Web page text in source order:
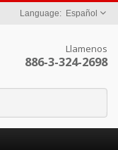
Español
Llamenos
886-3-324-2698